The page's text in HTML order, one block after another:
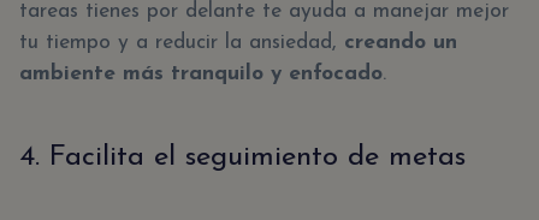
tareas tienes por delante te ayuda a manejar mejor
tu tiempo y a reducir la ansiedad, creando un
ambiente más tranquilo y enfocado.
4. Facilita el seguimiento de metas